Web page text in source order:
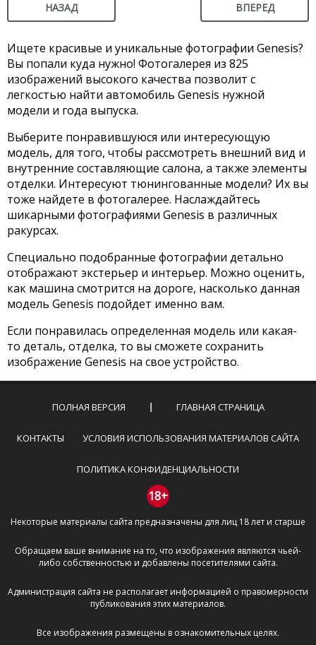
НАЗАД ВПЕРЕД
Ищете красивые и уникальные фотографии Genesis?
Вы попали куда нужно! Фотогалерея из 825
изображений высокого качества позволит с
легкостью найти автомобиль Genesis нужной
модели и года выпуска.
Выберите понравившуюся или интересующую
модель, для того, чтобы рассмотреть внешний вид и
внутренние составляющие салона, а также элементы
отделки. Интересуют тюнингованные модели? Их вы
тоже найдете в фотогалерее. Наслаждайтесь
шикарными фотографиями Genesis в различных
ракурсах.
Специально подобранные фотографии детально
отображают экстерьер и интерьер. Можно оценить,
как машина смотрится на дороге, насколько данная
модель Genesis подойдет именно вам.
Если понравилась определенная модель или какая-
то деталь, отделка, то вы сможете сохранить
изображение Genesis на свое устройство.
ПОЛНАЯ ВЕРСИЯ ГЛАВНАЯ СТРАНИЦА
КОНТАКТЫ УСЛОВИЯ ИСПОЛЬЗОВАНИЯ МАТЕРИАЛОВ САЙТА
ПОЛИТИКА КОНФИДЕНЦИАЛЬНОСТИ
18+
Некоторые материалы сайта предназначены для лиц 18 лет и старше
Обращаем ваше внимание на то, что изображения являются чьей-
либо собственностью и добавлены посетителями сайта.
Администрация сайта не располагает информацией о правомерности
публикования этих материалов.
Все изображения размещены в ознакомительных целях.